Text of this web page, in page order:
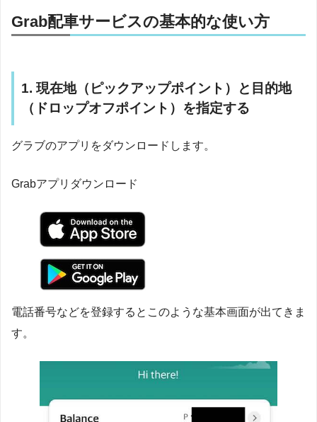
Grab配車サービスの基本的な使い方
1. 現在地（ピックアップポイント）と目的地
（ドロップオフポイント）を指定する
グラブのアプリをダウンロードします。
Grabアプリダウンロード
電話番号などを登録するとこのような基本画面が出てきま
す。